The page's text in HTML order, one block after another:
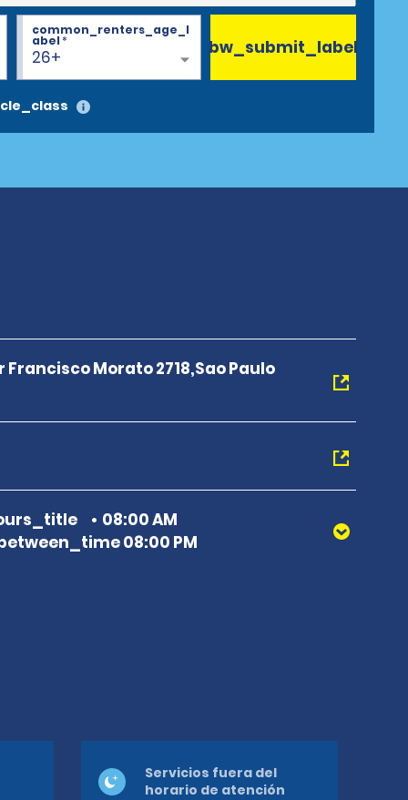
26+
common_renters_age_l
abel* bw_submit_label
Francisco Morato 2718,Sao Paulo
08:00 AM
08:00 PM
Servicios fuera del
horario de atención